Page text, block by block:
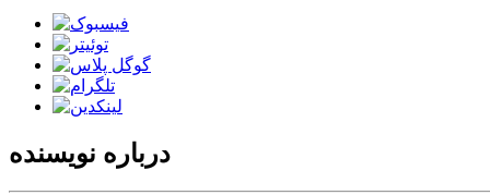
درباره نویسنده